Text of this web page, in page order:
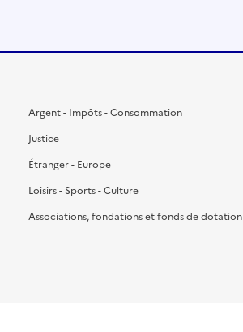
Argent - Impôts - Consommation
Justice
Étranger - Europe
Loisirs - Sports - Culture
Associations, fondations et fonds de dotation